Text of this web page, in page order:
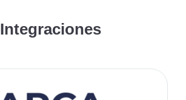
Integraciones